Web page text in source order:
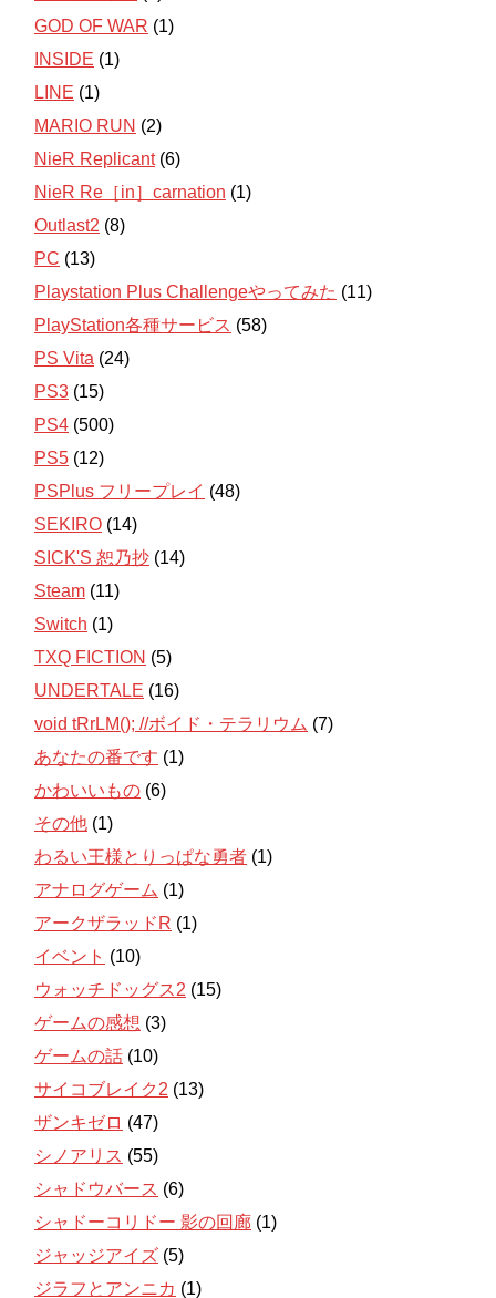
GOD OF WAR (1)
INSIDE (1)
LINE (1)
MARIO RUN (2)
NieR Replicant(6)
NieR Re［in］carnation (1)
Outlast2 (8)
PC (13)
Playstation Plus Challengeやってみた (11)
PlayStation各種サービス (58)
PS Vita (24)
PS3 (15)
PS4 (500)
PS5 (12)
PSPlus フリープレイ (48)
SEKIRO (14)
SICK'S 恕乃抄 (14)
Steam (11)
Switch (1)
TXQ FICTION (5)
UNDERTALE (16)
void tRrLM(); //ボイド・テラリウム (7)
あなたの番です (1)
かわいいもの (6)
その他 (1)
わるい王様とりっぱな勇者 (1)
アナログゲーム (1)
アークザラッドR (1)
イベント (10)
ウォッチドッグス2 (15)
ゲームの感想 (3)
ゲームの話 (10)
サイコブレイク2 (13)
ザンキゼロ (47)
シノアリス (55)
シャドウバース (6)
シャドーコリドー 影の回廊 (1)
ジャッジアイズ (5)
ジラフとアンニカ (1)